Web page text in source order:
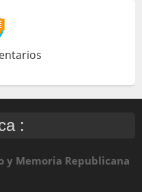
:
y Memoria Republicana